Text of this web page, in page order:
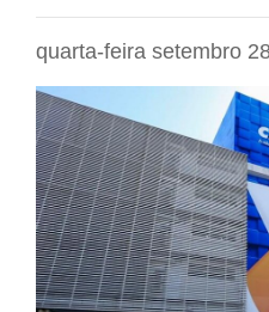
quarta-feira setembro